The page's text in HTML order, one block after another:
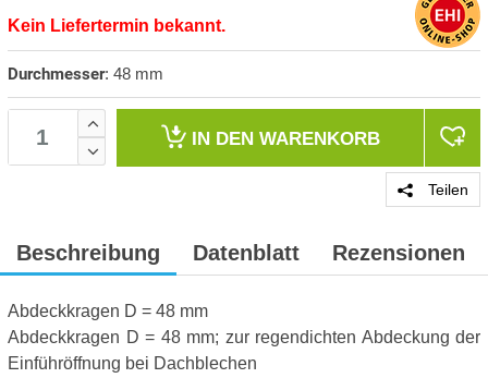
Kein Liefertermin bekannt.
Durchmesser: 48 mm
IN DEN WARENKORB
Teilen
Beschreibung Datenblatt Rezensionen
Abdeckkragen D = 48 mm
Abdeckkragen D = 48 mm; zur regendichten Abdeckung der
Einführöffnung bei Dachblechen